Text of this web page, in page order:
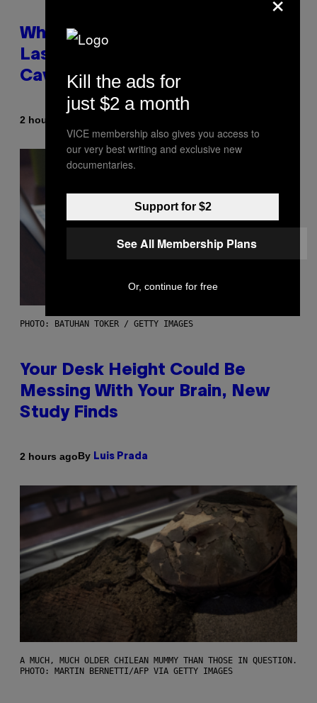
Why NASA Wants to Send a
Laser-Powered Drone Into
Caves Beneath the Moon
2 hours ago
PHOTO: BATUHAN TOKER / GETTY IMAGES
Your Desk Height Could Be
Messing With Your Brain, New
Study Finds
2 hours agoBy Luis Prada
A MUCH, MUCH OLDER CHILEAN MUMMY THAN THOSE IN QUESTION.
PHOTO: MARTIN BERNETTI/AFP VIA GETTY IMAGES
Kill the ads for
just $2 a month
VICE membership also gives you access to
our very best writing and exclusive new
documentaries.
Support for $2
See All Membership Plans
Or, continue for free